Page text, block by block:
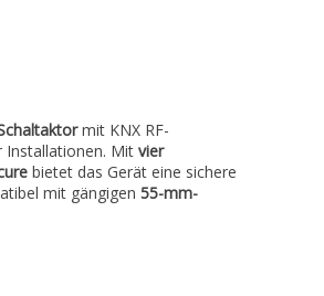
mit KNX RF-
Installationen. Mit vier
bietet das Gerät eine sichere
mit gängigen 55-mm-